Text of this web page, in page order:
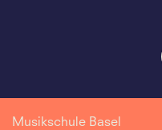
Musikschule Basel